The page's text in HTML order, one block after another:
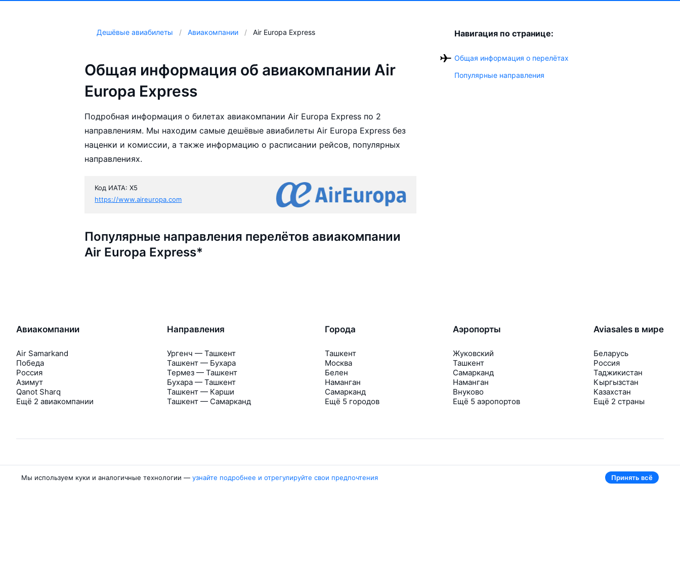
Дешёвые авиабилеты Авиакомпании Air Europa Express
Общая информация об авиакомпании Air
Europa Express
Подробная информация о билетах авиакомпании Air Europa Express по 2
направлениям. Мы находим самые дешёвые авиабилеты Air Europa Express без
наценки и комиссии, а также информацию о расписании рейсов, популярных
направлениях.
Код ИАТА: X5
https://www.aireuropa.com
Популярные направления перелётов авиакомпании
Air Europa Express*
Навигация по странице:
Общая информация о перелётах
Популярные направления
Авиакомпании
Air Samarkand
Победа
Россия
Азимут
Qanot Sharq
Ещё 2 авиакомпании
Направления
Ургенч — Ташкент
Ташкент — Бухара
Термез — Ташкент
Бухара — Ташкент
Ташкент — Карши
Ташкент — Самарканд
Города
Ташкент
Москва
Белен
Наманган
Самарканд
Ещё 5 городов
Аэропорты
Жуковский
Ташкент
Самарканд
Наманган
Внуково
Ещё 5 аэропортов
Aviasales в мире
Беларусь
Россия
Таджикистан
Кыргызстан
Казахстан
Ещё 2 страны
Авиасейлс
Об Авиасейлс
Travelpayouts
Мы используем куки и аналогичные технологии — узнайте подробнее и отрегулируйте свои предпочтения Принять всё